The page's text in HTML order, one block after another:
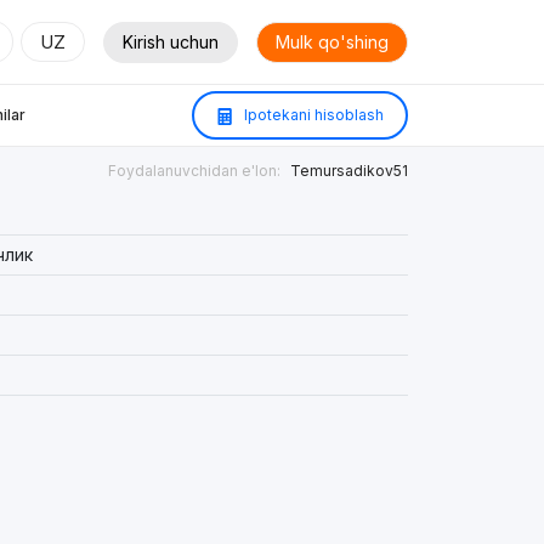
UZ Kirish uchun Mulk qo'shing
Ipotekani hisoblash
Foydalanuvchidan e'lon: Temursadikov51